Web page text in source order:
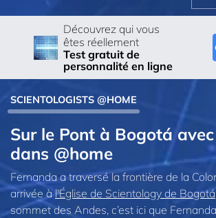
Découvrez qui vous
êtes réellement
Test gratuit de
personnalité en ligne
SCIENTOLOGISTS @HOME
Sur le Pont à Bogotá
dans @home
Fernanda a traversé la frontière de la
arrivée àl’Église de Scientology de Bogotá
sommet des Andes, c’est ici que